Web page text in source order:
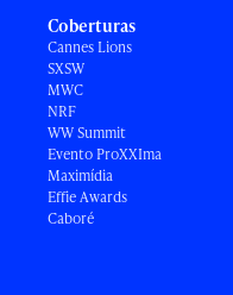
Coberturas
Cannes Lions
SXSW
MWC
NRF
WW Summit
Evento ProXXIma
Maximídia
Effie Awards
Caboré